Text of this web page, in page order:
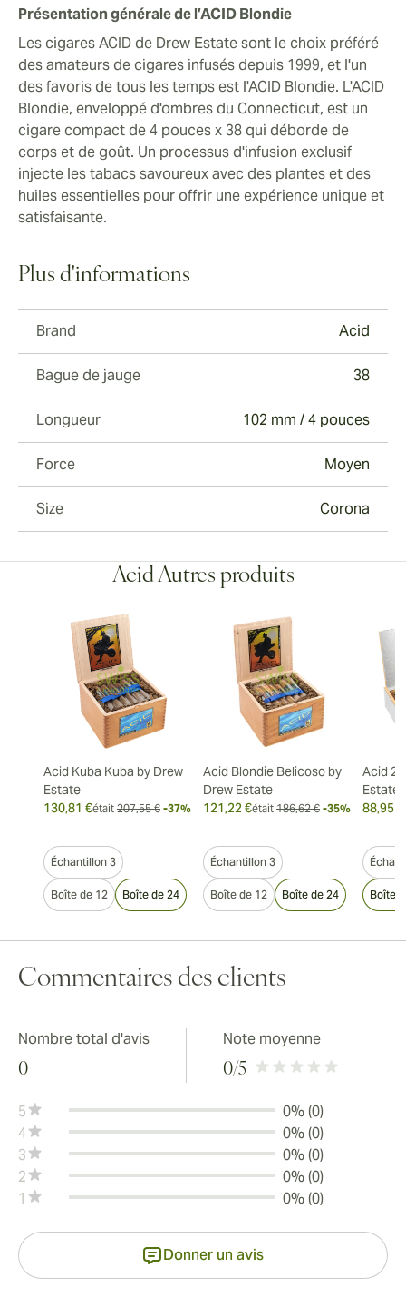
Présentation générale de l’ACID Blondie
Les cigares ACID de Drew Estate sont le choix préféré
des amateurs de cigares infusés depuis 1999, et l'un
des favoris de tous les temps est l'ACID Blondie. L'ACID
Blondie, enveloppé d'ombres du Connecticut, est un
cigare compact de 4 pouces x 38 qui déborde de
corps et de goût. Un processus d'infusion exclusif
injecte les tabacs savoureux avec des plantes et des
huiles essentielles pour offrir une expérience unique et
satisfaisante.
Plus d'informations
Brand Acid
Bague de jauge 38
Longueur 102 mm / 4 pouces
Force Moyen
Size Corona
Acid Autres produits
Acid Kuba Kuba by Drew
Estate
130,81 €était 207,55 € -37%
Échantillon 3
Boîte de 12 Boîte de 24
Acid Blondie Belicoso by
Drew Estate
121,22 €était 186,62 € -35%
Échantillon 3
Boîte de 12 Boîte de 24
Acid
Estate
88,95 €
Boîte
Commentaires des clients
Nombre total d'avis
0
Note moyenne
0/5
5
0% (0)
4
0% (0)
3
0% (0)
2
0% (0)
1
0% (0)
Donner un avis